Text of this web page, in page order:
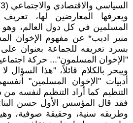
السياسي والاقتصادي والاجتماعي (3).
ويعرفها المعارضين لها،
المسلمين في كل دول العالم،
منير اديب* عن مفهوم الإخوان
بسرد تعريفه للجماعة بعنوان
"الإخوان المسلمون"... حركة
ويبحر بالكلام قائلاً، "هذا
أدبيات "الإخوان المسلمين"
التنظيم كما أراد التنظيم لنفسه
فقد قال المؤسس الأول حسن
وطريقه سنية، وحقيقة صوفية،